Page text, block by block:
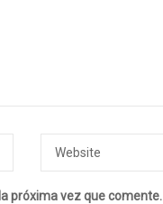
próxima vez que comente.